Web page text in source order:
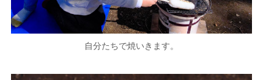
自分たちで焼いきます。